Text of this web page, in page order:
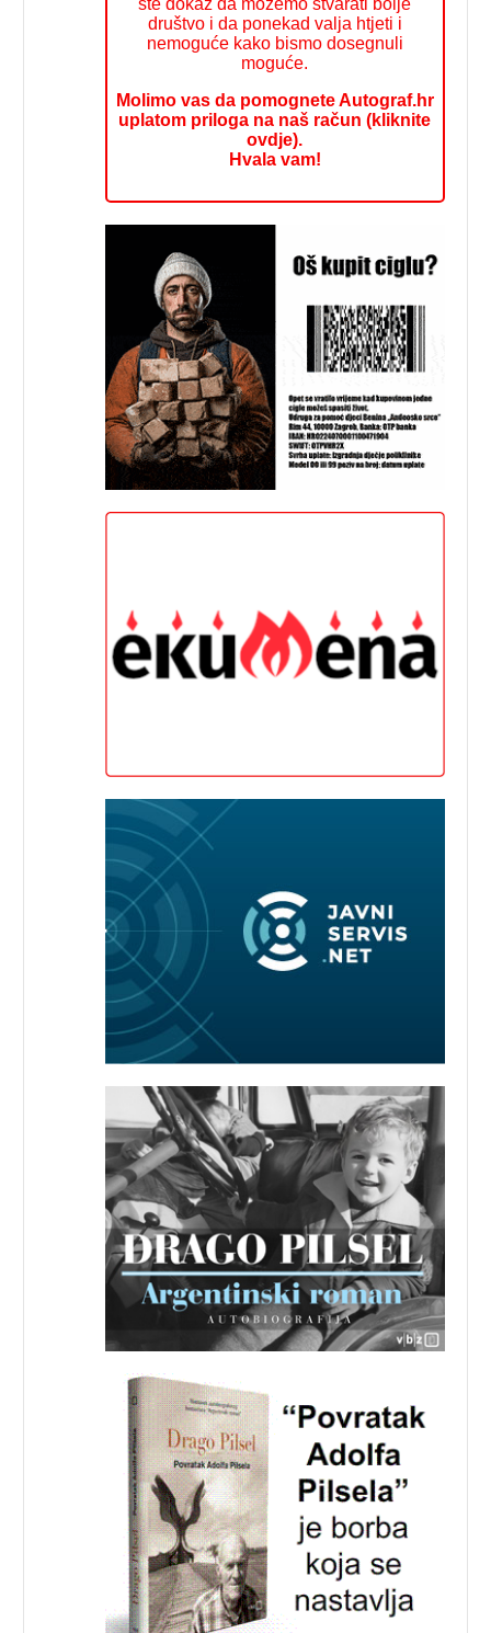
društvo i da ponekad valja htjeti i
nemoguće kako bismo dosegnuli
moguće.
Molimo vas da pomognete Autograf.hr
uplatom priloga na naš račun (kliknite
ovdje).
Hvala vam!